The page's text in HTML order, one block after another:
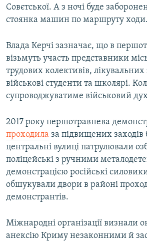
Совєтської. А з ночі буде
стоянка машин по маршруту ходи.
Влада Керчі зазначає, що в
візьмуть участь представники
трудових колективів, лікувальних
військові студенти та школярі.
супроводжуватиме військовий
2017 року першотравнева
проходила за підвищених заходів
центральні вулиці патрулювали
поліцейські з ручними
демонстрацією російські
обшукували двори в районі
демонстрантів.
Міжнародні організації визнали
анексію Криму незаконними й